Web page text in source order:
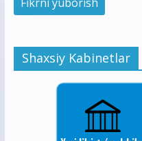
Shaxsiy Kabinetlar